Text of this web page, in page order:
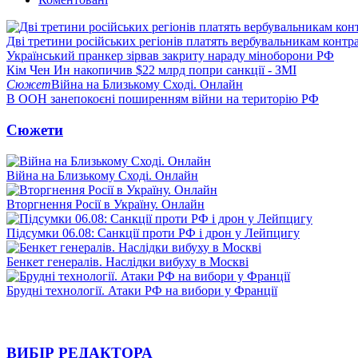
Дві третини російських регіонів платять вербувальникам
Український пранкер зірвав закриту нараду міноборони РФ
Кім Чен Ин накопичив $22 млрд попри санкції - ЗМІ
СюжетВійна на Близькому Сході. Онлайн
В ООН занепокоєні поширенням війни на територію РФ
Сюжети
Війна на Близькому Сході. Онлайн
Вторгнення Росії в Україну. Онлайн
Підсумки 06.08: Санкції проти РФ і дрон у Лейпцигу
Бенкет генералів. Наслідки вибуху в Москві
Брудні технології. Атаки РФ на вибори у Франції
ВИБІР РЕДАКТОРА